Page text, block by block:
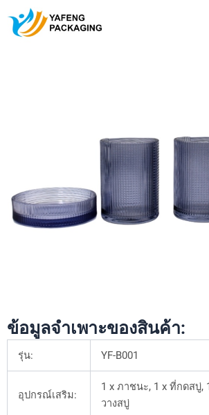
ข้อมูลจำเพาะของสินค้า:
รุ่น: YF-B001
อุปกรณ์เสริม:
1 x ภาชนะ, 1 x ที่กดสบู่,
วางสบู่